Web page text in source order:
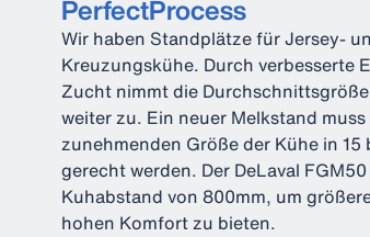
PerfectProcess
Wir haben Standplätze für Jersey-
Kreuzungskühe. Durch verbesserte
Zucht nimmt die
weiter zu. Ein neuer Melkstand
zunehmenden Größe der Kühe in 15
gerecht werden. Der DeLaval
Kuhabstand von 800mm, um
hohen Komfort zu bieten.